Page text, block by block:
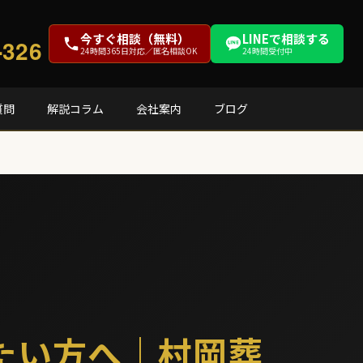
今すぐ相談（無料）
24時間365日対応／匿名相談OK
LINEで相談する
24時間受付中
問 解説コラム 会社案内 ブログ
い方へ｜村岡葬